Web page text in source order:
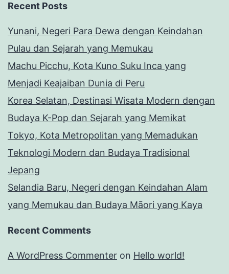
Recent Posts
Yunani, Negeri Para Dewa dengan Keindahan
Pulau dan Sejarah yang Memukau
Machu Picchu, Kota Kuno Suku Inca yang
Menjadi Keajaiban Dunia di Peru
Korea Selatan, Destinasi Wisata Modern dengan
Budaya K-Pop dan Sejarah yang Memikat
Tokyo, Kota Metropolitan yang Memadukan
Teknologi Modern dan Budaya Tradisional
Jepang
Selandia Baru, Negeri dengan Keindahan Alam
yang Memukau dan Budaya Māori yang Kaya
Recent Comments
A WordPress Commenter on Hello world!